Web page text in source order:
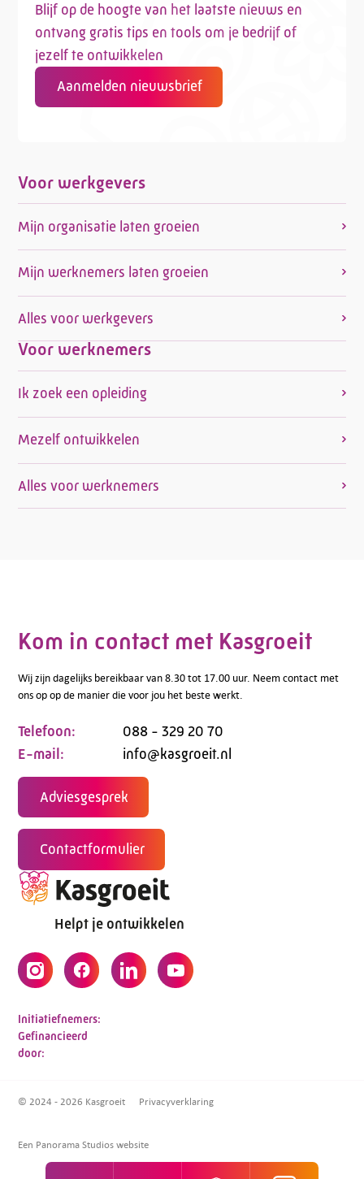
Blijf op de hoogte van het laatste nieuws en
ontvang gratis tips en tools om je bedrijf of
jezelf te ontwikkelen
Aanmelden nieuwsbrief
Voor werkgevers
Mijn organisatie laten groeien
Mijn werknemers laten groeien
Alles voor werkgevers
Voor werknemers
Ik zoek een opleiding
Mezelf ontwikkelen
Alles voor werknemers
Kom in contact met Kasgroeit
Wij zijn dagelijks bereikbaar van 8.30 tot 17.00 uur. Neem contact met
ons op op de manier die voor jou het beste werkt.
Telefoon:
088 - 329 20 70
E-mail:
info@kasgroeit.nl
Adviesgesprek
Contactformulier
Helpt je ontwikkelen
Initiatiefnemers:
Gefinancieerd
door:
© 2024 - 2026 Kasgroeit Privacyverklaring
Een Panorama Studios website